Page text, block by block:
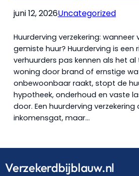
juni 12, 2026Uncategorized
Huurderving verzekering:
gemiste huur? Huurderving is een
verhuurders pas kennen als het al
woning door brand of ernstige
onbewoonbaar raakt, stopt de
hypotheek, onderhoud en vaste
door. Een huurderving
inkomensgat, maar…
Verzekerdbijblauw.nl